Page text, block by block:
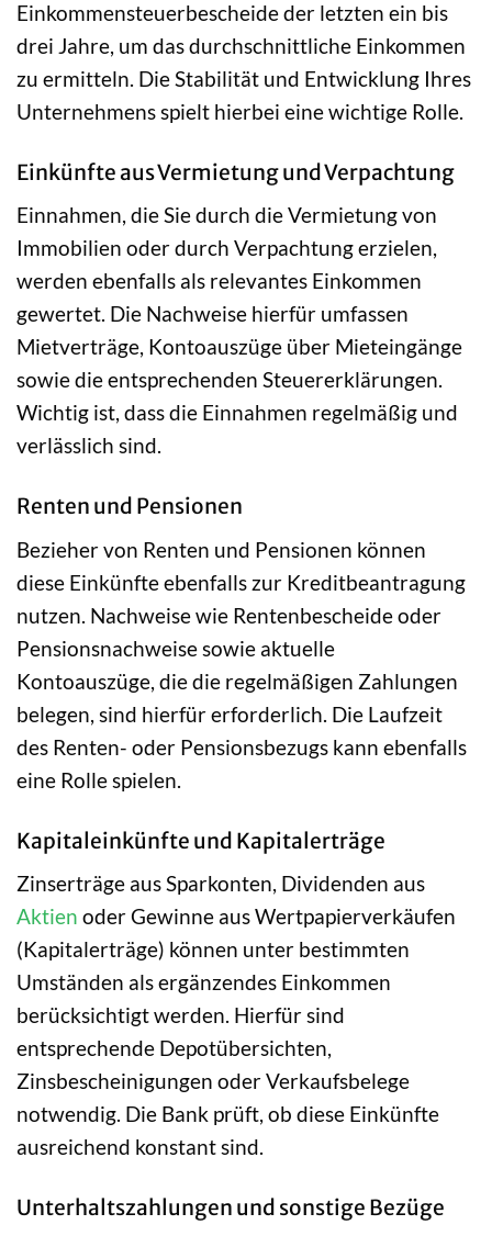
Einkommensteuerbescheide der letzten ein bis
drei Jahre, um das durchschnittliche Einkommen
zu ermitteln. Die Stabilität und Entwicklung Ihres
Unternehmens spielt hierbei eine wichtige Rolle.
Einkünfte aus Vermietung und Verpachtung
Einnahmen, die Sie durch die Vermietung von
Immobilien oder durch Verpachtung erzielen,
werden ebenfalls als relevantes Einkommen
gewertet. Die Nachweise hierfür umfassen
Mietverträge, Kontoauszüge über Mieteingänge
sowie die entsprechenden Steuererklärungen.
Wichtig ist, dass die Einnahmen regelmäßig und
verlässlich sind.
Renten und Pensionen
Bezieher von Renten und Pensionen können
diese Einkünfte ebenfalls zur Kreditbeantragung
nutzen. Nachweise wie Rentenbescheide oder
Pensionsnachweise sowie aktuelle
Kontoauszüge, die die regelmäßigen Zahlungen
belegen, sind hierfür erforderlich. Die Laufzeit
des Renten- oder Pensionsbezugs kann ebenfalls
eine Rolle spielen.
Kapitaleinkünfte und Kapitalerträge
Zinserträge aus Sparkonten, Dividenden aus
Aktien oder Gewinne aus Wertpapierverkäufen
(Kapitalerträge) können unter bestimmten
Umständen als ergänzendes Einkommen
berücksichtigt werden. Hierfür sind
entsprechende Depotübersichten,
Zinsbescheinigungen oder Verkaufsbelege
notwendig. Die Bank prüft, ob diese Einkünfte
ausreichend konstant sind.
Unterhaltszahlungen und sonstige Bezüge